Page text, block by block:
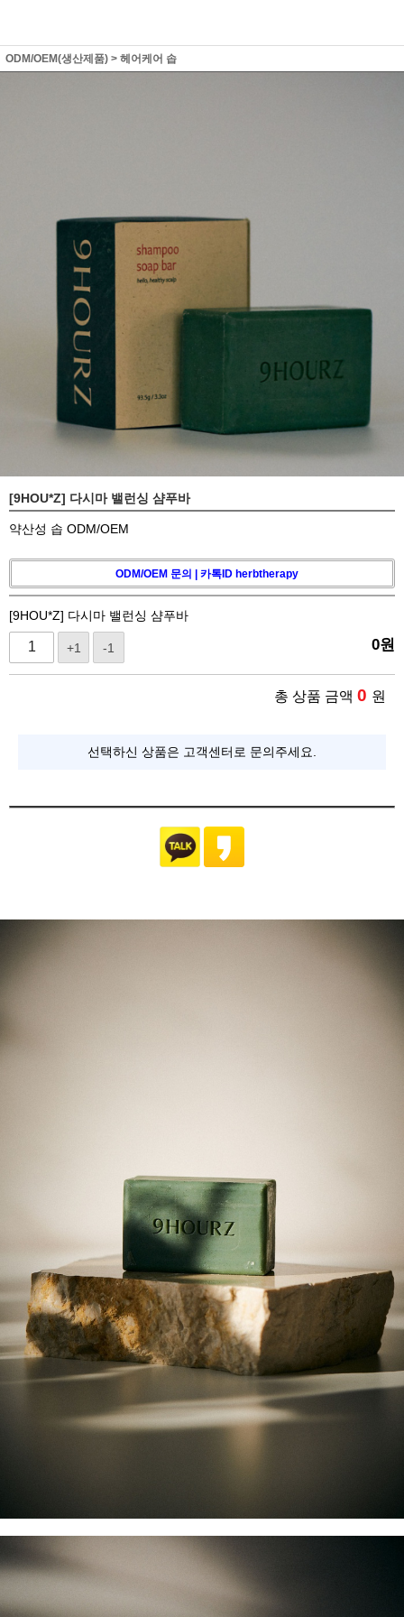
ODM/OEM(생산제품) > 헤어케어 솝
[9HOU*Z] 다시마 밸런싱 샴푸바
약산성 솝 ODM/OEM
ODM/OEM 문의 | 카톡ID herbtherapy
[9HOU*Z] 다시마 밸런싱 샴푸바
+1 -1 0원
총 상품 금액 0 원
선택하신 상품은 고객센터로 문의주세요.